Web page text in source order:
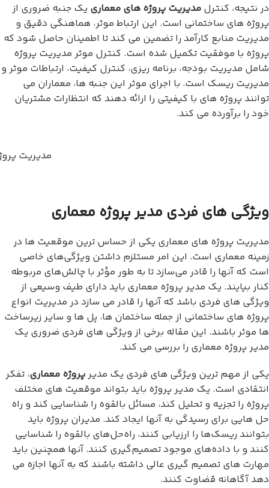
در نتیجه، کنترل مدیریت پروژه های معماری یک جنبه ضروری از
پروژه های ساختمانی است. این ارتباط موثر، هماهنگی دقیق و
مدیریت منابع کارآمد را تضمین می کند تا اطمینان حاصل شود که
پروژه با موفقیت تکمیل شده است. کنترل موثر مدیریت پروژه
شامل مدیریت بودجه، برنامه ریزی، کنترل کیفیت، ارتباطات موثر و
مدیریت ریسک است. با اجرای موثر این جنبه ها، معماران می
توانند پروژه های با کیفیتی را ارائه دهند که انتظارات مشتریان
خود را برآورده می کند.
مدیریت
ویژگی های فردی مدیر پروژه معماری
مدیریت پروژه های معماری یکی از حساس ترین موقعیت ها در
زمینه معماری است. این امر مستلزم داشتن ویژگی‌های خاصی
است که آنها را قادر می‌سازد تا به طور مؤثر با چالش‌های مربوطه
کنار بیایند. یک مدیر پروژه معماری باید دارای طیف وسیعی از
ویژگی های فردی باشد که آنها را قادر می سازد در مدیریت انواع
پروژه های ساختمانی از جمله ساختمان ها، پل ها و سایر زیرساخت
ها موثر باشند. این مقاله برخی از ویژگی های فردی ضروری یک
مدیر پروژه معماری را بررسی می کند.
یکی از مهم ترین ویژگی های فردی یک مدیر پروژه معماری، تفکر
انتقادی است. یک مدیر پروژه باید بتواند موقعیت های مختلف
پروژه را تجزیه و تحلیل کند، مسائل بالقوه را شناسایی کند و راه
حل هایی برای رسیدگی به آنها ایجاد کند. مدیران پروژه باید
بتوانند ریسک‌ها را ارزیابی کنند، راه‌حل‌های بالقوه را شناسایی
کنند و با داده‌های موجود تصمیم‌گیری کنند. آنها همچنین باید
مهارت های تصمیم گیری عالی داشته باشند که به آنها اجازه می
دهد آگاهانه قضاوت کنند.